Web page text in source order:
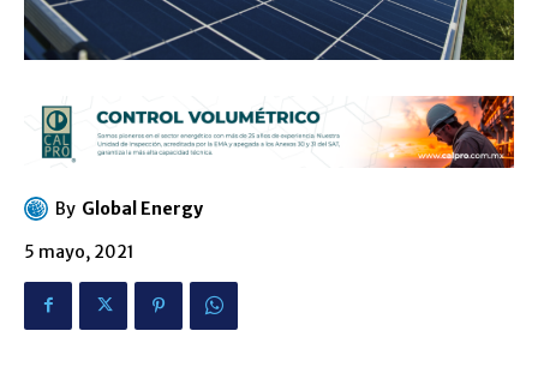
By Global Energy
5 mayo, 2021